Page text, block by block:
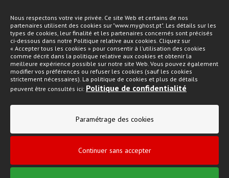
Métodos de pagamento
Politique de confidentialité
Nous respectons votre vie privée. Ce site Web et certains de nos
partenaires utilisent des cookies sur "www.myghost.pt". Les détails sur les
types de cookies, leur finalité et les partenaires concernés sont précisés
ci-dessous dans notre Politique relative aux cookies. Cliquez sur
« Accepter tous les cookies » pour consentir à l'utilisation des cookies
comme décrit dans la politique relative aux cookies et obtenir la
meilleure expérience possible sur notre site Web. Vous pouvez également
modifier vos préférences ou refuser les cookies (sauf les cookies
strictement nécessaires). La politique de cookies et plus de détails
peuvent être consultés ici: Politique de confidentialité
Paramétrage des cookies
Continuer sans accepter